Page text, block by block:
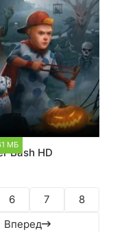
МБ
Bash HD
6 7
8
Вперед